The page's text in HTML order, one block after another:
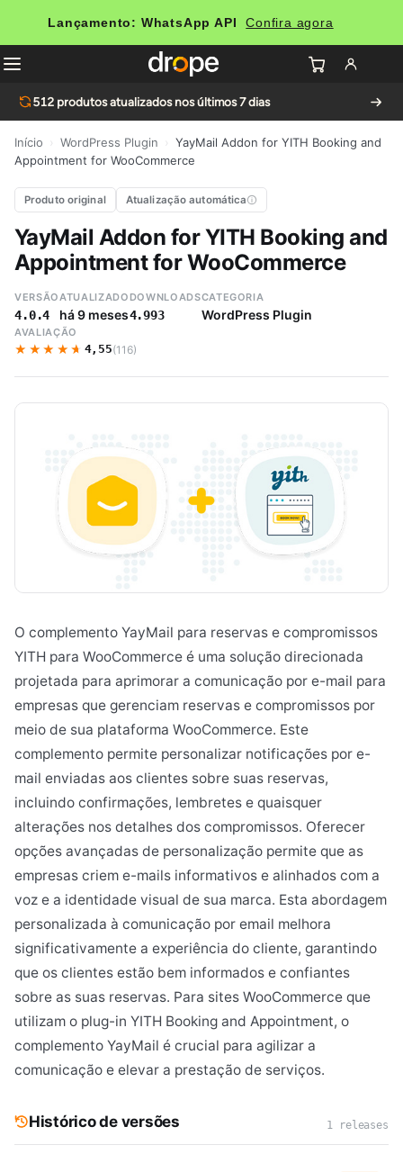
Lançamento: WhatsApp API Confira agora
512 produtos atualizados nos últimos 7 dias
Início WordPress Plugin
YayMail Addon for YITH Booking and
Appointment for WooCommerce
Produto original Atualização automática
YayMail Addon for YITH Booking and
Appointment for WooCommerce
VERSÃO
4.0.4
ATUALIZADO
há 9 meses
DOWNLOADS
4.993
CATEGORIA
WordPress Plugin
AVALIAÇÃO
★★★★★
★★★★★ 4,55(116)
O complemento YayMail para reservas e compromissos
YITH para WooCommerce é uma solução direcionada
projetada para aprimorar a comunicação por e-mail para
empresas que gerenciam reservas e compromissos por
meio de sua plataforma WooCommerce. Este
complemento permite personalizar notificações por e-
mail enviadas aos clientes sobre suas reservas,
incluindo confirmações, lembretes e quaisquer
alterações nos detalhes dos compromissos. Oferecer
opções avançadas de personalização permite que as
empresas criem e-mails informativos e alinhados com a
voz e a identidade visual de sua marca. Esta abordagem
personalizada à comunicação por email melhora
significativamente a experiência do cliente, garantindo
que os clientes estão bem informados e confiantes
sobre as suas reservas. Para sites WooCommerce que
utilizam o plug-in YITH Booking and Appointment, o
complemento YayMail é crucial para agilizar a
comunicação e elevar a prestação de serviços.
Histórico de versões 1 releases